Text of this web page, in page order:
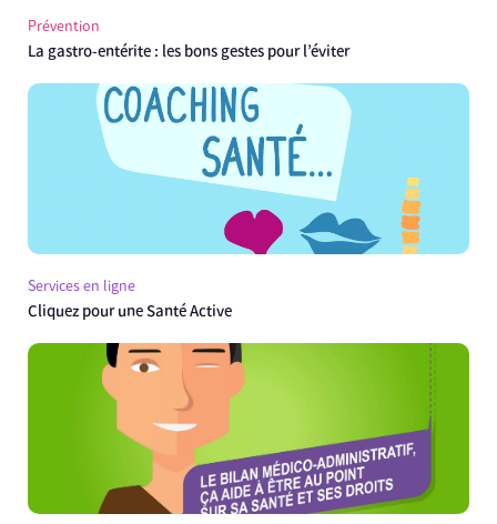
Prévention
La gastro-entérite : les bons gestes pour l’éviter
Services en ligne
Cliquez pour une Santé Active